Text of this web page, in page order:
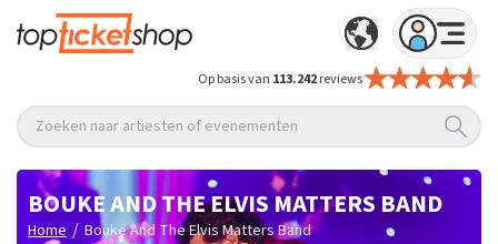
Op basis van 113.242reviews
Zoeken naar artiesten of evenementen
BOUKE AND THE ELVIS MATTERS BAND
Home / Bouke And The Elvis Matters Band